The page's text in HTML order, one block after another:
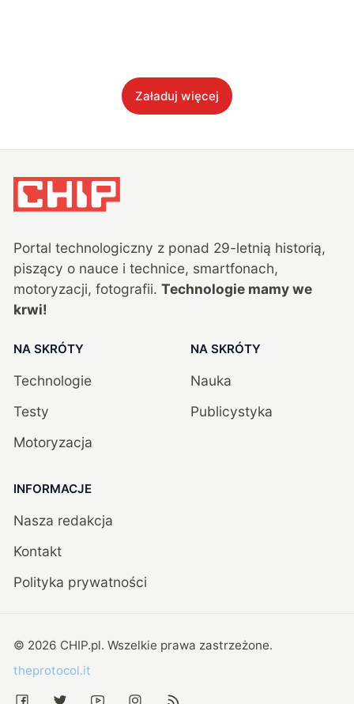
Załaduj więcej
Portal technologiczny z ponad 29-letnią historią,
piszący o nauce i technice, smartfonach,
motoryzacji, fotografii. Technologie mamy we
krwi!
NA SKRÓTY
Technologie
Testy
Motoryzacja
NA SKRÓTY
Nauka
Publicystyka
INFORMACJE
Nasza redakcja
Kontakt
Polityka prywatności
© 2026 CHIP.pl. Wszelkie prawa zastrzeżone.
theprotocol.it